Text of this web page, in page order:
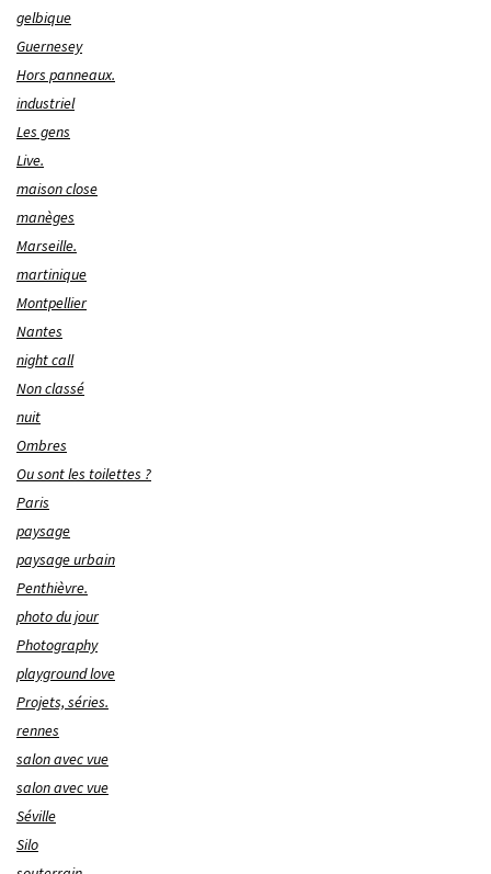
gelbique
Guernesey
Hors panneaux.
industriel
Les gens
Live.
maison close
manèges
Marseille.
martinique
Montpellier
Nantes
night call
Non classé
nuit
Ombres
Ou sont les toilettes ?
Paris
paysage
paysage urbain
Penthièvre.
photo du jour
Photography
playground love
Projets, séries.
rennes
salon avec vue
salon avec vue
Séville
Silo